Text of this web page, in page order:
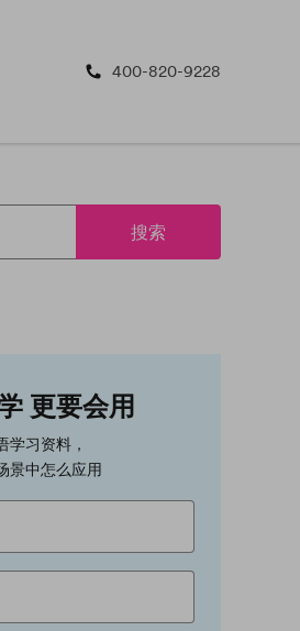
400-820-9228
搜索
更要会用
学习资料，
景中怎么应用